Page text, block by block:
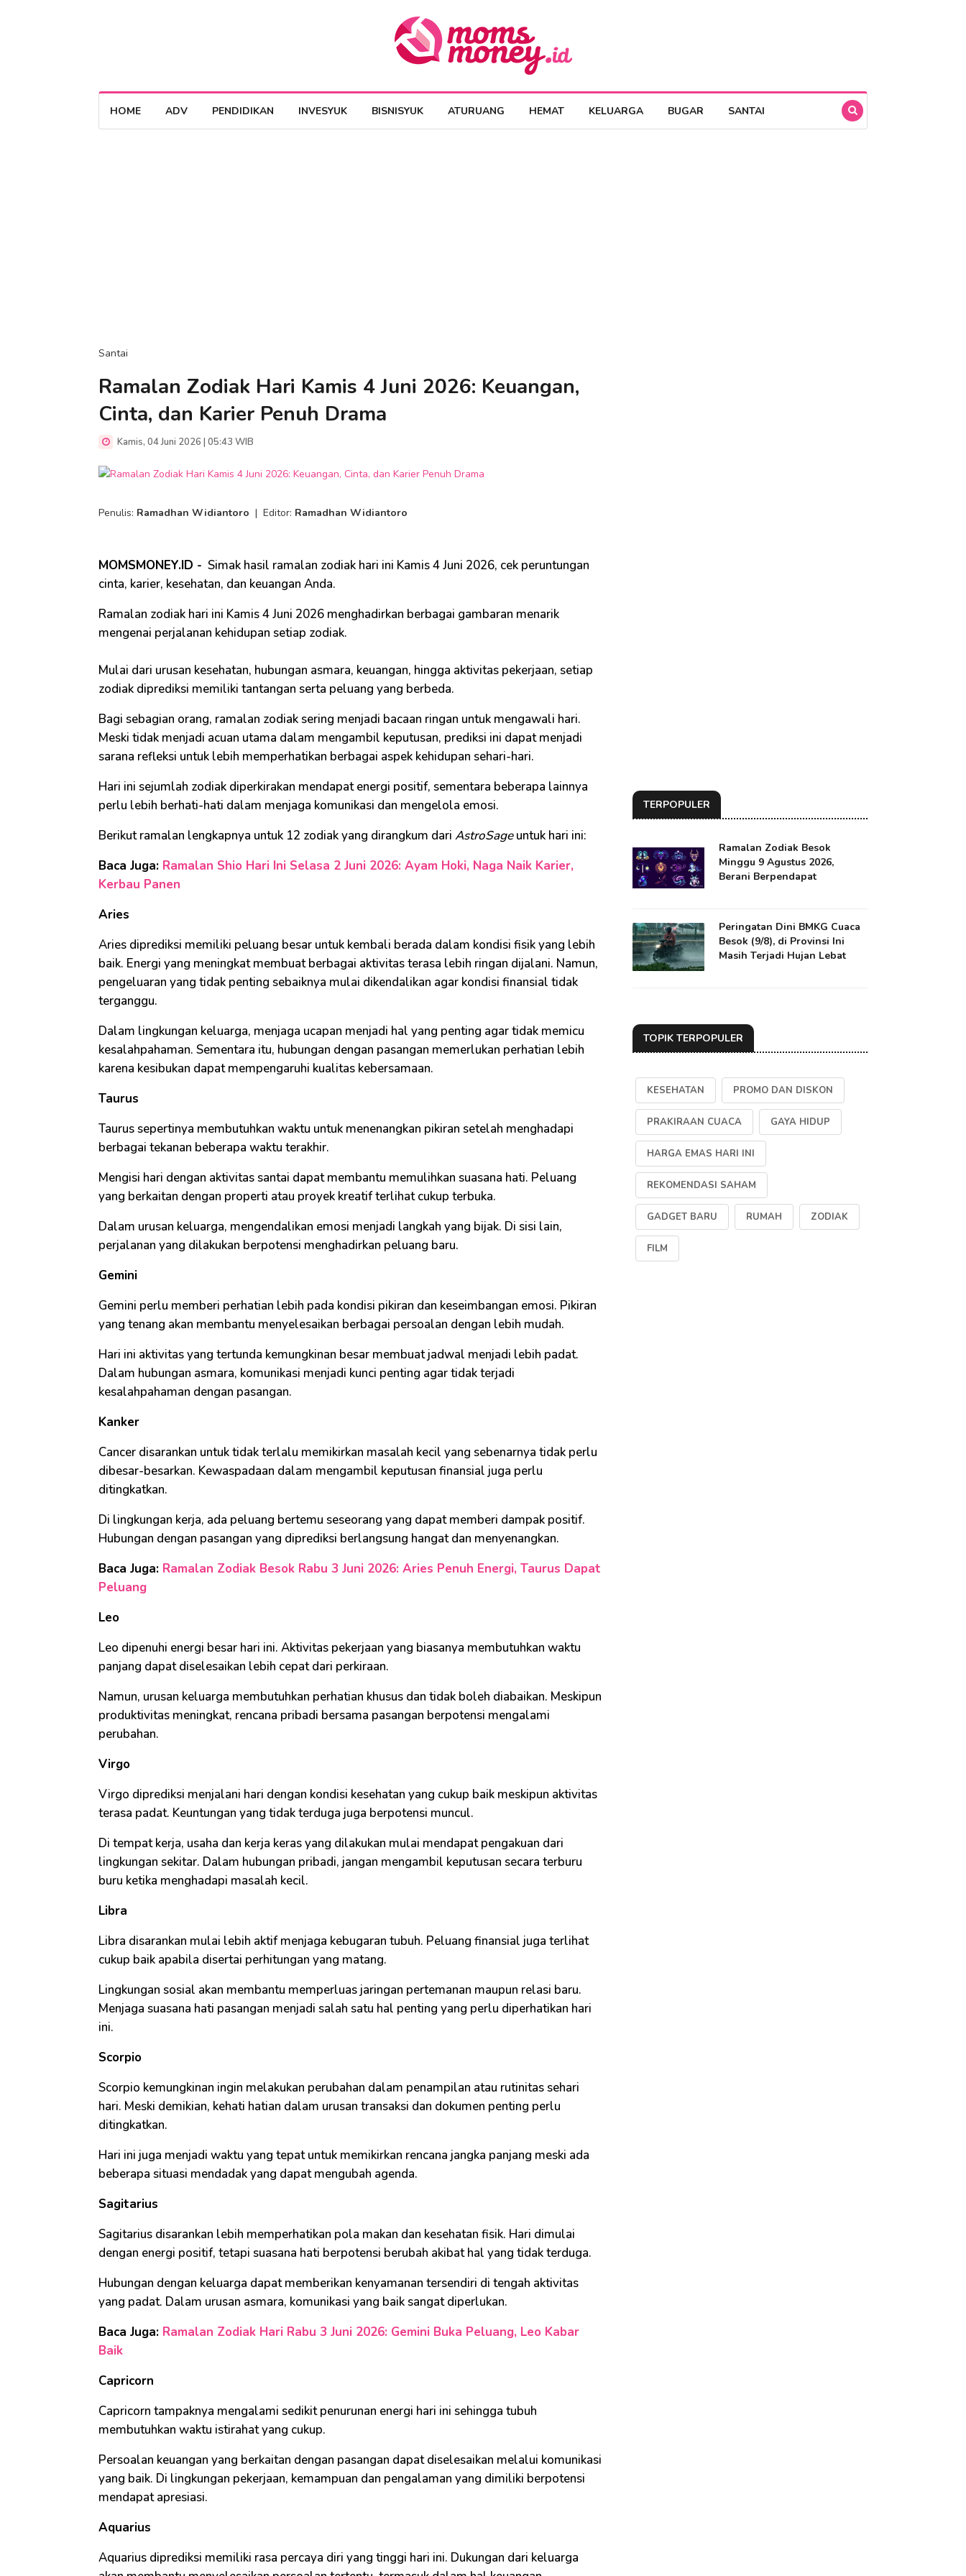
HOME ADV PENDIDIKAN INVESYUK BISNISYUK ATURUANG HEMAT KELUARGA BUGAR SANTAI
Santai
Ramalan Zodiak Hari Kamis 4 Juni 2026: Keuangan,
Cinta, dan Karier Penuh Drama
Kamis, 04 Juni 2026 | 05:43 WIB
Penulis: Ramadhan Widiantoro | Editor: Ramadhan Widiantoro
MOMSMONEY.ID - Simak hasil ramalan zodiak hari ini Kamis 4 Juni 2026, cek peruntungan
cinta, karier, kesehatan, dan keuangan Anda.
Ramalan zodiak hari ini Kamis 4 Juni 2026 menghadirkan berbagai gambaran menarik
mengenai perjalanan kehidupan setiap zodiak.
Mulai dari urusan kesehatan, hubungan asmara, keuangan, hingga aktivitas pekerjaan, setiap
zodiak diprediksi memiliki tantangan serta peluang yang berbeda.
Bagi sebagian orang, ramalan zodiak sering menjadi bacaan ringan untuk mengawali hari.
Meski tidak menjadi acuan utama dalam mengambil keputusan, prediksi ini dapat menjadi
sarana refleksi untuk lebih memperhatikan berbagai aspek kehidupan sehari-hari.
Hari ini sejumlah zodiak diperkirakan mendapat energi positif, sementara beberapa lainnya
perlu lebih berhati-hati dalam menjaga komunikasi dan mengelola emosi.
Berikut ramalan lengkapnya untuk 12 zodiak yang dirangkum dari AstroSageuntuk hari ini:
Baca Juga: Ramalan Shio Hari Ini Selasa 2 Juni 2026: Ayam Hoki, Naga Naik Karier,
Kerbau Panen
Aries
Aries diprediksi memiliki peluang besar untuk kembali berada dalam kondisi fisik yang lebih
baik. Energi yang meningkat membuat berbagai aktivitas terasa lebih ringan dijalani. Namun,
pengeluaran yang tidak penting sebaiknya mulai dikendalikan agar kondisi finansial tidak
terganggu.
Dalam lingkungan keluarga, menjaga ucapan menjadi hal yang penting agar tidak memicu
kesalahpahaman. Sementara itu, hubungan dengan pasangan memerlukan perhatian lebih
karena kesibukan dapat mempengaruhi kualitas kebersamaan.
Taurus
Taurus sepertinya membutuhkan waktu untuk menenangkan pikiran setelah menghadapi
berbagai tekanan beberapa waktu terakhir.
Mengisi hari dengan aktivitas santai dapat membantu memulihkan suasana hati. Peluang
yang berkaitan dengan properti atau proyek kreatif terlihat cukup terbuka.
Dalam urusan keluarga, mengendalikan emosi menjadi langkah yang bijak. Di sisi lain,
perjalanan yang dilakukan berpotensi menghadirkan peluang baru.
Gemini
Gemini perlu memberi perhatian lebih pada kondisi pikiran dan keseimbangan emosi. Pikiran
yang tenang akan membantu menyelesaikan berbagai persoalan dengan lebih mudah.
Hari ini aktivitas yang tertunda kemungkinan besar membuat jadwal menjadi lebih padat.
Dalam hubungan asmara, komunikasi menjadi kunci penting agar tidak terjadi
kesalahpahaman dengan pasangan.
Kanker
Cancer disarankan untuk tidak terlalu memikirkan masalah kecil yang sebenarnya tidak perlu
dibesar-besarkan. Kewaspadaan dalam mengambil keputusan finansial juga perlu
ditingkatkan.
Di lingkungan kerja, ada peluang bertemu seseorang yang dapat memberi dampak positif.
Hubungan dengan pasangan yang diprediksi berlangsung hangat dan menyenangkan.
Baca Juga: Ramalan Zodiak Besok Rabu 3 Juni 2026: Aries Penuh Energi, Taurus Dapat
Peluang
Leo
Leo dipenuhi energi besar hari ini. Aktivitas pekerjaan yang biasanya membutuhkan waktu
panjang dapat diselesaikan lebih cepat dari perkiraan.
Namun, urusan keluarga membutuhkan perhatian khusus dan tidak boleh diabaikan. Meskipun
produktivitas meningkat, rencana pribadi bersama pasangan berpotensi mengalami
perubahan.
Virgo
Virgo diprediksi menjalani hari dengan kondisi kesehatan yang cukup baik meskipun aktivitas
terasa padat. Keuntungan yang tidak terduga juga berpotensi muncul.
Di tempat kerja, usaha dan kerja keras yang dilakukan mulai mendapat pengakuan dari
lingkungan sekitar. Dalam hubungan pribadi, jangan mengambil keputusan secara terburu
buru ketika menghadapi masalah kecil.
Libra
Libra disarankan mulai lebih aktif menjaga kebugaran tubuh. Peluang finansial juga terlihat
cukup baik apabila disertai perhitungan yang matang.
Lingkungan sosial akan membantu memperluas jaringan pertemanan maupun relasi baru.
Menjaga suasana hati pasangan menjadi salah satu hal penting yang perlu diperhatikan hari
ini.
Scorpio
Scorpio kemungkinan ingin melakukan perubahan dalam penampilan atau rutinitas sehari
hari. Meski demikian, kehati hatian dalam urusan transaksi dan dokumen penting perlu
ditingkatkan.
Hari ini juga menjadi waktu yang tepat untuk memikirkan rencana jangka panjang meski ada
beberapa situasi mendadak yang dapat mengubah agenda.
Sagitarius
Sagitarius disarankan lebih memperhatikan pola makan dan kesehatan fisik. Hari dimulai
dengan energi positif, tetapi suasana hati berpotensi berubah akibat hal yang tidak terduga.
Hubungan dengan keluarga dapat memberikan kenyamanan tersendiri di tengah aktivitas
yang padat. Dalam urusan asmara, komunikasi yang baik sangat diperlukan.
Baca Juga: Ramalan Zodiak Hari Rabu 3 Juni 2026: Gemini Buka Peluang, Leo Kabar
Baik
Capricorn
Capricorn tampaknya mengalami sedikit penurunan energi hari ini sehingga tubuh
membutuhkan waktu istirahat yang cukup.
Persoalan keuangan yang berkaitan dengan pasangan dapat diselesaikan melalui komunikasi
yang baik. Di lingkungan pekerjaan, kemampuan dan pengalaman yang dimiliki berpotensi
mendapat apresiasi.
Aquarius
Aquarius diprediksi memiliki rasa percaya diri yang tinggi hari ini. Dukungan dari keluarga
TERPOPULER
Ramalan Zodiak Besok
Minggu 9 Agustus 2026,
Berani Berpendapat
Peringatan Dini BMKG Cuaca
Besok (9/8), di Provinsi Ini
Masih Terjadi Hujan Lebat
TOPIK TERPOPULER
KESEHATAN PROMO DAN DISKON
PRAKIRAAN CUACA GAYA HIDUP
HARGA EMAS HARI INI
REKOMENDASI SAHAM
GADGET BARU RUMAH ZODIAK
FILM